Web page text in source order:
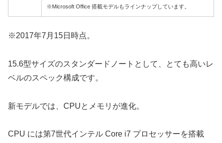
※Microsoft Office 搭載モデルもラインナップしています。
※2017年7月15日時点。
15.6型サイズのスタンダードノートとして、とても高いレ
ベルのスペック構成です。
新モデルでは、CPUとメモリが進化。
CPU には第7世代インテル Core i7 プロセッサーを搭載